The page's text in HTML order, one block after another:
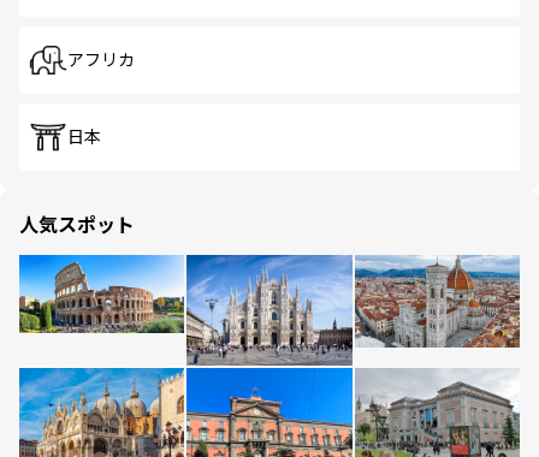
アフリカ
日本
人気スポット